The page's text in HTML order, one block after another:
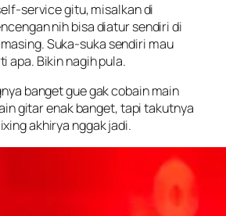
service gitu, misalkan di
nih bisa diatur sendiri di
Suka-suka sendiri mau
apa. Bikin nagih pula.
banget gue gak cobain main
gitar enak banget, tapi takutnya
akhirya nggak jadi.